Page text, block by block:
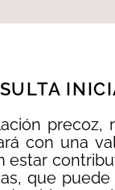
precoz,
con una
estar
que